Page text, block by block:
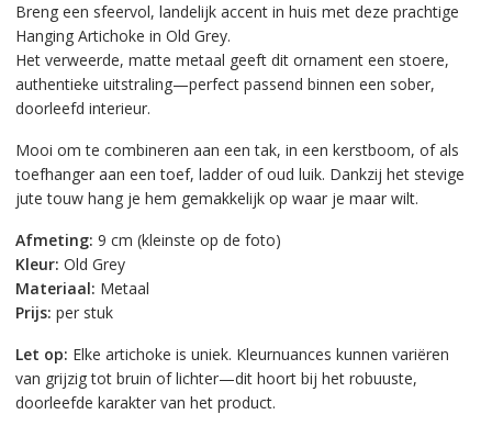
Breng een sfeervol, landelijk accent in huis met deze prachtige
Hanging Artichoke in Old Grey.
Het verweerde, matte metaal geeft dit ornament een stoere,
authentieke uitstraling—perfect passend binnen een sober,
doorleefd interieur.
Mooi om te combineren aan een tak, in een kerstboom, of als
toefhanger aan een toef, ladder of oud luik. Dankzij het stevige
jute touw hang je hem gemakkelijk op waar je maar wilt.
Afmeting: 9 cm (kleinste op de foto)
Kleur: Old Grey
Materiaal: Metaal
Prijs: per stuk
Let op: Elke artichoke is uniek. Kleurnuances kunnen variëren
van grijzig tot bruin of lichter—dit hoort bij het robuuste,
doorleefde karakter van het product.